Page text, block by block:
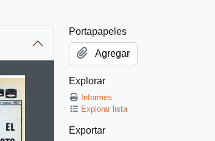
the following carousel. Clicking any image in
Portapapeles
Agregar
Explorar
Informes
Explorar lista
Exportar